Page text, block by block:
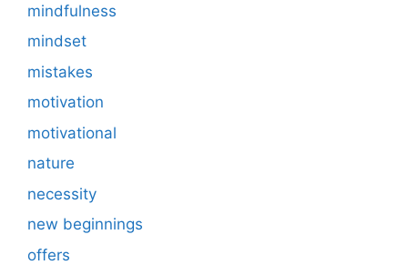
mindfulness
mindset
mistakes
motivation
motivational
nature
necessity
new beginnings
offers